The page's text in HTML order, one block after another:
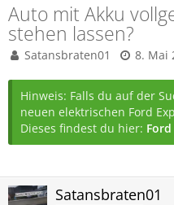
Auto mit Akku
stehen lassen?
Satansbraten01 8. Mai
Hinweis: Falls du auf der
neuen elektrischen Ford
Dieses findest du hier:
Satansbraten01